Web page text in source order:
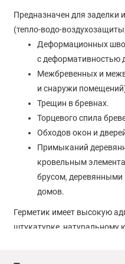
Предназначен для заделки
(тепло-водо-
Деформационных
с деформативностью
Межбревенных и
и снаружи
Трещин в бревнах.
Торцевого спила
Обходов окон и
Примыканий
кровельным
брусом, деревянными
домов.
Герметик имеет высокую
штукатурке, натуральному